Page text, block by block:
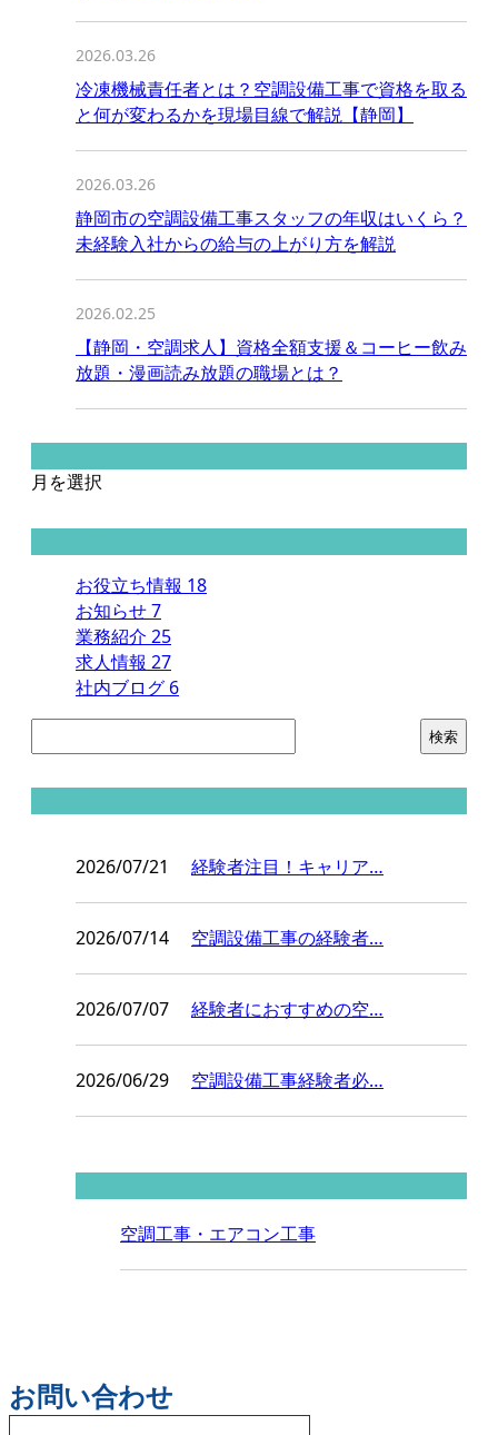
2026.03.26
冷凍機械責任者とは？空調設備工事で資格を取る
と何が変わるかを現場目線で解説【静岡】
2026.03.26
静岡市の空調設備工事スタッフの年収はいくら？
未経験入社からの給与の上がり方を解説
2026.02.25
【静岡・空調求人】資格全額支援＆コーヒー飲み
放題・漫画読み放題の職場とは？
月を選択
お役立ち情報 18
お知らせ7
業務紹介 25
求人情報 27
社内ブログ 6
2026/07/21 経験者注目！キャリア…
2026/07/14 空調設備工事の経験者…
2026/07/07 経験者におすすめの空…
2026/06/29 空調設備工事経験者必…
空調工事・エアコン工事
お問い合わせ